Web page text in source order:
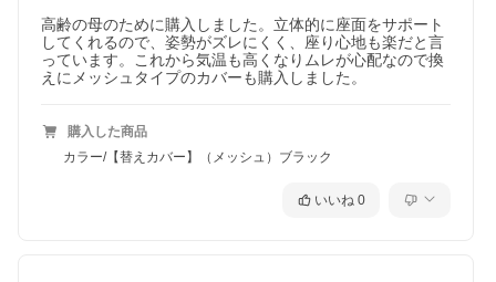
高齢の母のために購入しました。立体的に座面をサポート
してくれるので、姿勢がズレにくく、座り心地も楽だと言
っています。これから気温も高くなりムレが心配なので換
えにメッシュタイプのカバーも購入しました。
購入した商品
カラー/【替えカバー】（メッシュ）ブラック
いいね 0